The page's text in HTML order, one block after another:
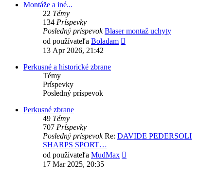
Montáže a iné...
22 Témy
134 Príspevky
Posledný príspevok Blaser montaž uchyty
od používateľa Boladam
13 Apr 2026, 21:42
Perkusné a historické zbrane
Témy
Príspevky
Posledný príspevok
Perkusné zbrane
49 Témy
707 Príspevky
Posledný príspevokRe: DAVIDE PEDERSOLI
SHARPS SPORT…
od používateľa MudMax
17 Mar 2025, 20:35